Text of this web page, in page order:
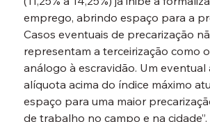
emprego, abrindo espaço para a
Casos eventuais de precarização
representam a terceirização como
análogo à escravidão. Um eventual
alíquota acima do índice máximo
espaço para uma maior
de trabalho no campo e na cidade”.